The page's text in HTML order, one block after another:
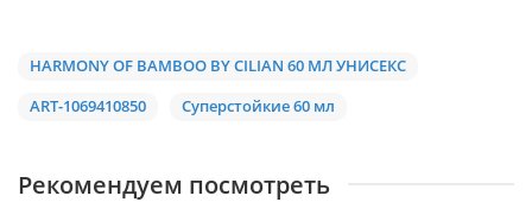
HARMONY OF BAMBOO BY CILIAN 60 МЛ УНИСЕКС
ART-1069410850
Cуперстойкие 60 мл
Рекомендуем посмотреть